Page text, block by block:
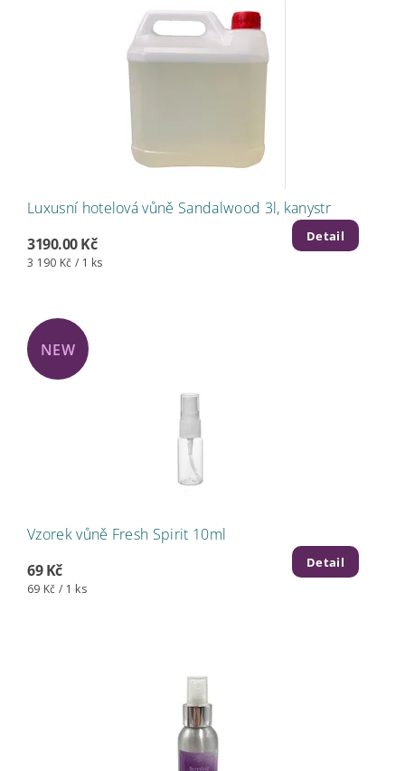
Luxusní hotelová vůně Sandalwood 3l, kanystr
3190.00 Kč
3 190 Kč / 1 ks
Detail
NEW
Vzorek vůně Fresh Spirit 10ml
69 Kč
69 Kč / 1 ks
Detail